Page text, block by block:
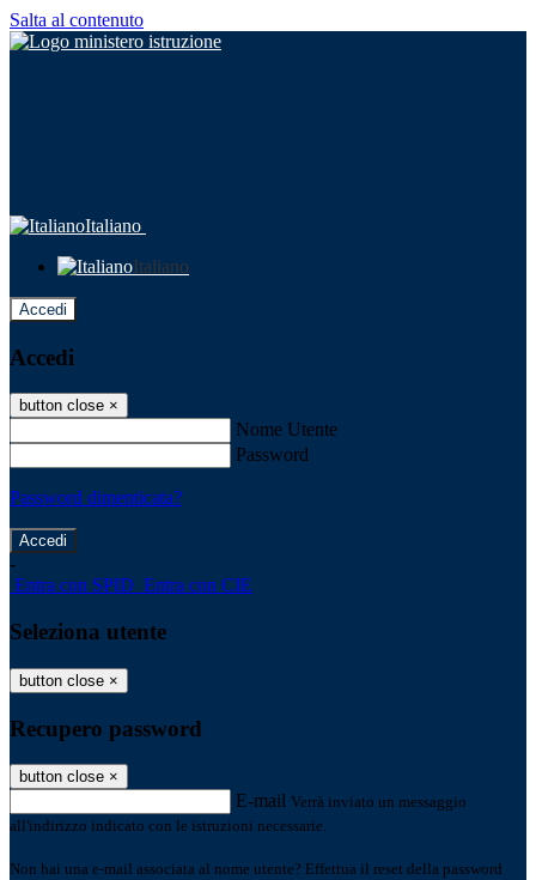
Salta al contenuto
Italiano
Italiano
Accedi
Accedi
button close ×
Nome Utente
Password
Password dimenticata?
-
Entra con SPID Entra con CIE
Seleziona utente
button close ×
Recupero password
button close ×
E-mail Verrà inviato un messaggio
all'indirizzo indicato con le istruzioni necessarie.
Non hai una e-mail associata al nome utente? Effettua il reset della password